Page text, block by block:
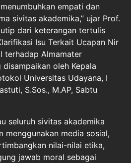
empati dan
sivitas akademika,” ujar Prof.
dari keterangan tertulis
Isu Terkait Ucapan Nir
terhadap Almamater
disampaikan oleh Kepala
Universitas Udayana, I
S.Sos., M.AP, Sabtu
seluruh sivitas akademika
menggunakan media sosial,
nilai-nilai etika,
jawab moral sebagai